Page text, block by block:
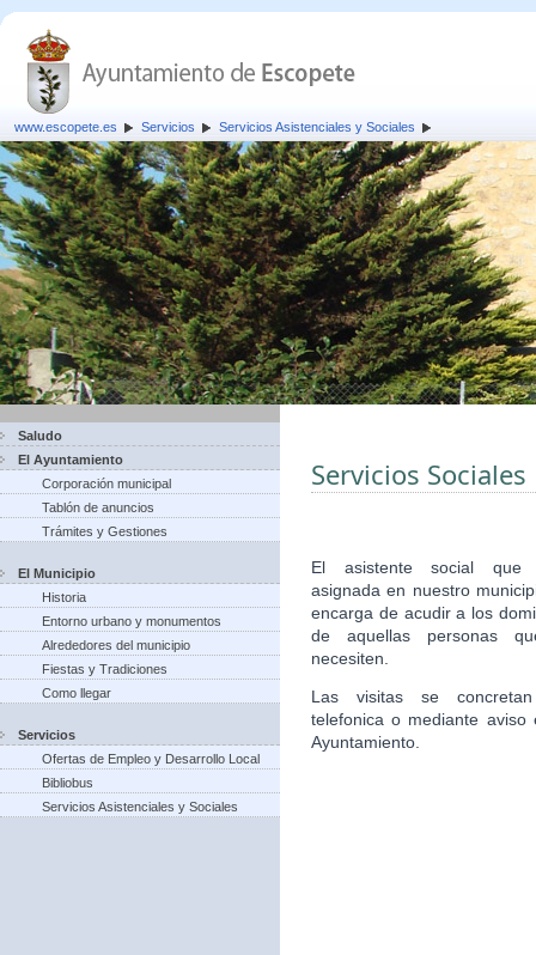
www.escopete.es Servicios Servicios Asistenciales y Sociales
Saludo
El Ayuntamiento
Corporación municipal
Tablón de anuncios
Trámites y Gestiones
El Municipio
Historia
Entorno urbano y monumentos
Alrededores del municipio
Fiestas y Tradiciones
Como llegar
Servicios
Ofertas de Empleo y Desarrollo Local
Bibliobus
Servicios Asistenciales y Sociales
Servicios Sociales
El asistente social que
asignada en nuestro
encarga de acudir a los
de aquellas personas
necesiten.
Las visitas se
telefonica o mediante aviso
Ayuntamiento.